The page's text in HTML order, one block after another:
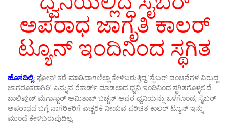
ಅಪರಾಧ ಜಾಗೃತಿ ಕಾಲರ್
ಟ್ಯೂನ್ ಇಂದಿನಿಂದ ಸ್ಥಗಿತ
ಹೊಸದಿಲ್ಲಿ: ಫೋನ್ ಕರೆ ಮಾಡಿದಾಗಲೆಲ್ಲಾ ಕೇಳಿಬರುತ್ತಿದ್ದ ʼಸೈಬರ್ ವಂಚನೆಗಳ ವಿರುದ್ಧ
ಜಾಗರೂಕರಾಗಿರಿʼ ಎನ್ನುವ ರೆಕಾರ್ಡ್ ಮಾಡಲಾದ ಧ್ವನಿ ಇಂದಿನಿಂದ ಸ್ಥಗಿತಗೊಳ್ಳಲಿದೆ.
ಬಾಲಿವುಡ್ ಮೆಗಾಸ್ಟಾರ್ ಅಮಿತಾಬ್ ಬಚ್ಚನ್ ಅವರ ಧ್ವನಿಯನ್ನು ಒಳಗೊಂಡ, ಸೈಬರ್
ಅಪರಾಧದ ಬಗ್ಗೆ ನಾಗರಿಕರಿಗೆ ಎಚ್ಚರಿಕೆ ನೀಡುವ ಪರಿಚಿತ ಕಾಲರ್ ಟ್ಯೂನ್ ಇನ್ನು
ಮುಂದೆ ಕೇಳಿಬರುವುದಿಲ್ಲ.